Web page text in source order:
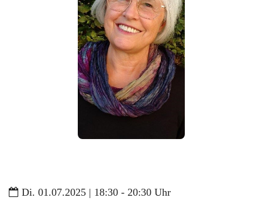
Di. 01.07.2025 | 18:30 - 20:30 Uhr